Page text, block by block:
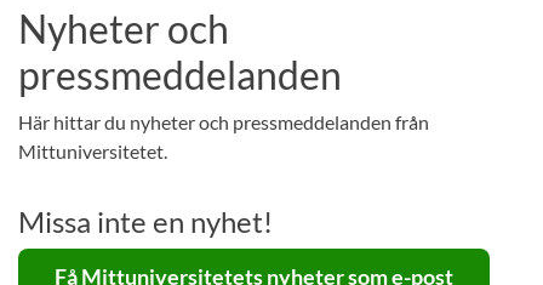
Andra söktjänster
Kurser och program Kursplaner
Lediga jobb
Nyheter och
pressmeddelanden
Här hittar du nyheter och pressmeddelanden från
Mittuniversitetet.
Missa inte en nyhet!
Få Mittuniversitetets nyheter som e-post